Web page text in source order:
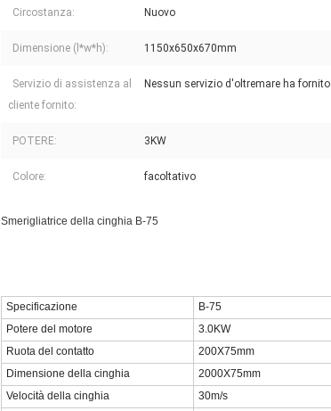
Circostanza: Nuovo
Dimensione (l*w*h): 1150x650x670mm
Servizio di assistenza al
cliente fornito:
Nessun servizio d'oltremare ha fornito
POTERE: 3KW
Colore: facoltativo
Smerigliatrice della cinghia B-75
Specificazione B-75
Potere del motore
3.0KW
Ruota del contatto
200X75mm
Dimensione della cinghia
2000X75mm
Velocità della cinghia
30m/s